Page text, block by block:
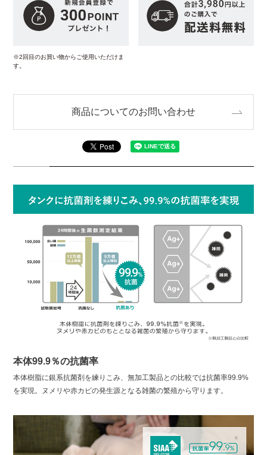
※2回目のお買い物からご使用いただけま
す。
商品についてのお問い合わせ
本体99.9％の抗菌率
本体樹脂に銀系抗菌剤を練りこみ、無加工製品との比較では抗菌率99.9%
を実現。ヌメリや赤カビの発生源となる雑菌の繁殖から守ります。